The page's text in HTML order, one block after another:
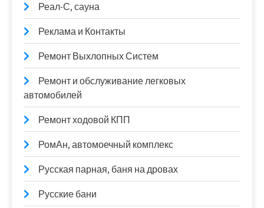
Реал-С, сауна
Реклама и Контакты
Ремонт Выхлопных Систем
Ремонт и обслуживание легковых
автомобилей
Ремонт ходовой КПП
РомАн, автомоечный комплекс
Русская парная, баня на дровах
Русские бани